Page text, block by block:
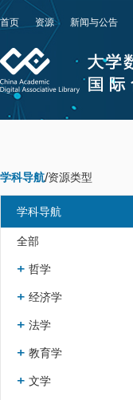
首页 资源 新闻与公告
学科导航/资源类型
学科导航
全部
哲学
经济学
法学
教育学
文学